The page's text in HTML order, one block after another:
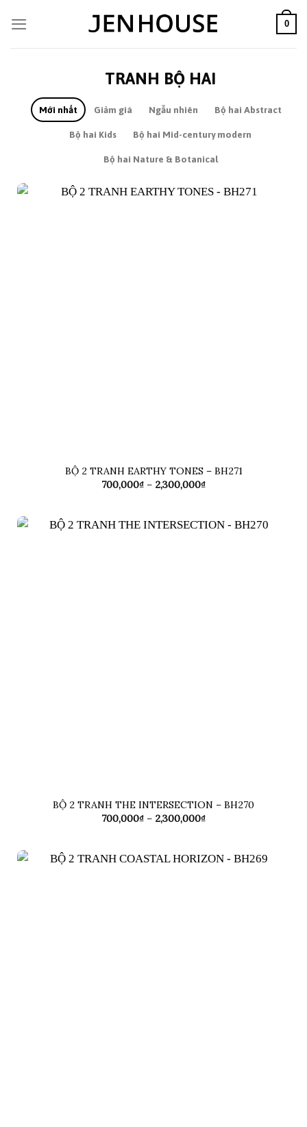
0
TRANH BỘ HAI
Mới nhất Giảm giá Ngẫu nhiên Bộ hai Abstract
Bộ hai Kids Bộ hai Mid-century modern
Bộ hai Nature & Botanical
BỘ 2 TRANH EARTHY TONES – BH271
700,000₫ – 2,300,000₫Khoảng
đến
2,300,000₫
BỘ 2 TRANH THE INTERSECTION – BH270
700,000₫ – 2,300,000₫Khoảng
đến
2,300,000₫